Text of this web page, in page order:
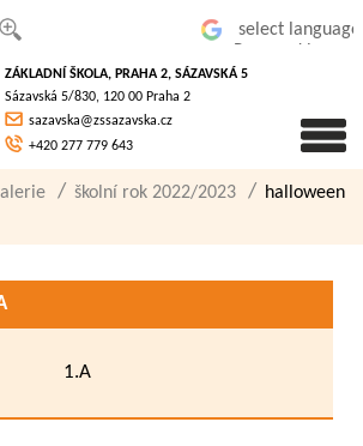
písmo
ZÁKLADNÍ ŠKOLA, PRAHA 2, SÁZAVSKÁ 5
Sázavská 5/830, 120 00 Praha 2
sazavska@zssazavska.cz
+420 277 779 643
školní rok 2022/2023
halloween
1.A